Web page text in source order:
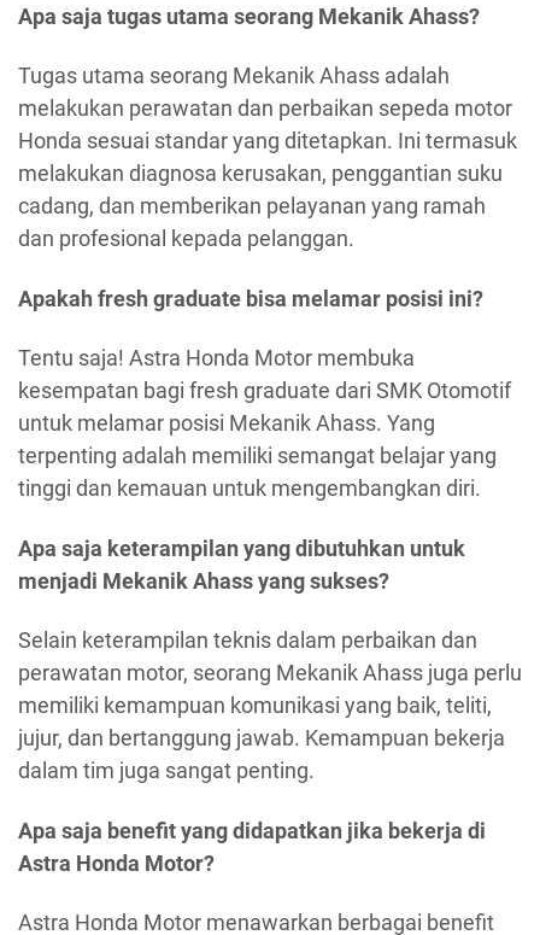
Apa saja tugas utama seorang Mekanik Ahass?
Tugas utama seorang Mekanik Ahass adalah
melakukan perawatan dan perbaikan sepeda motor
Honda sesuai standar yang ditetapkan. Ini termasuk
melakukan diagnosa kerusakan, penggantian suku
cadang, dan memberikan pelayanan yang ramah
dan profesional kepada pelanggan.
Apakah fresh graduate bisa melamar posisi ini?
Tentu saja! Astra Honda Motor membuka
kesempatan bagi fresh graduate dari SMK Otomotif
untuk melamar posisi Mekanik Ahass. Yang
terpenting adalah memiliki semangat belajar yang
tinggi dan kemauan untuk mengembangkan diri.
Apa saja keterampilan yang dibutuhkan untuk
menjadi Mekanik Ahass yang sukses?
Selain keterampilan teknis dalam perbaikan dan
perawatan motor, seorang Mekanik Ahass juga perlu
memiliki kemampuan komunikasi yang baik, teliti,
jujur, dan bertanggung jawab. Kemampuan bekerja
dalam tim juga sangat penting.
Apa saja benefit yang didapatkan jika bekerja di
Astra Honda Motor?
Astra Honda Motor menawarkan berbagai benefit